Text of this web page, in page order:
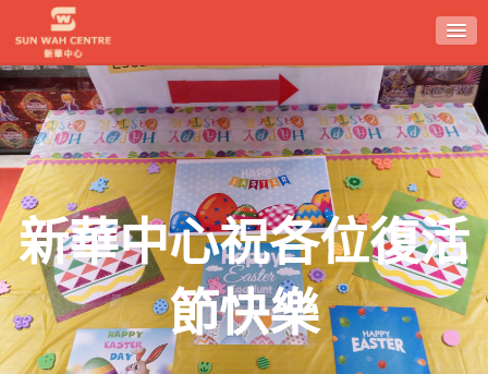
content
新華中心祝各位復活
節快樂